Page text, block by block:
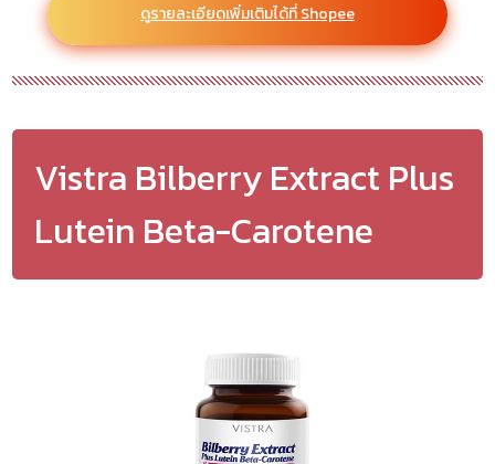
ดูรายละเอียดเพิ่มเติมได้ที่ Shopee
Vistra Bilberry Extract Plus
Lutein Beta-Carotene